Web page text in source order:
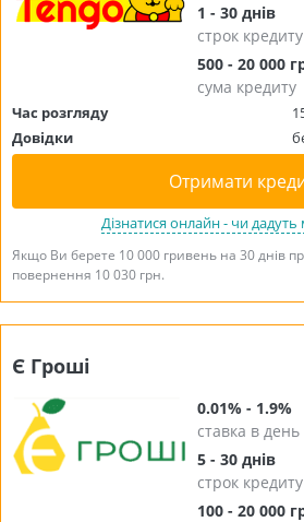
1 - 30 днів
строк кредиту
500 - 20 000
сума кредиту
Час розгляду
Довідки
Отримати
Дізнатися онлайн - чи дадуть
Якщо Ви берете 10 000 гривень на 30 днів
повернення 10 030 грн.
Є Гроші
0.01% - 1.9%
ставка в день
5 - 30 днів
строк кредиту
100 - 20 000